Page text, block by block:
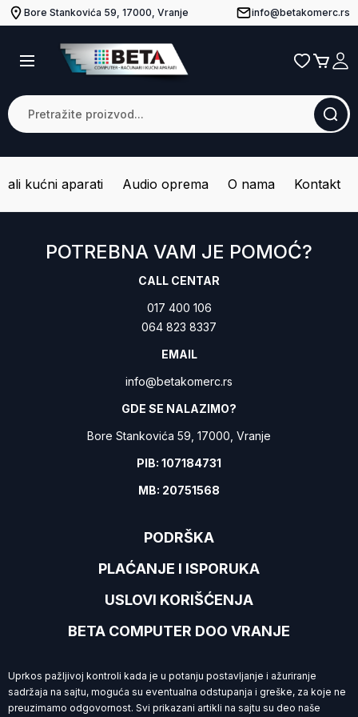
Bore Stankovića 59, 17000, Vranje info@betakomerc.rs
kućni aparati Audio oprema O nama Kontakt
PODRŠKA
PLAĆANJE I ISPORUKA
USLOVI KORIŠĆENJA
BETA COMPUTER DOO VRANJE
POTREBNA VAM JE POMOĆ?
CALL CENTAR
017 400 106
064 823 8337
EMAIL
info@betakomerc.rs
GDE SE NALAZIMO?
Bore Stankovića 59, 17000, Vranje
PIB: 107184731
MB: 20751568
Uprkos pažljivoj kontroli kada je u potanju postavljanje i ažuriranje
sadržaja na sajtu, moguća su eventualna odstupanja i greške, za koje ne
preuzimamo odgovornost. Svi prikazani artikli na sajtu su deo naše